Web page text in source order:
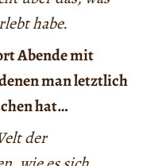
habe.
Abende mit
man letztlich
hat…
der